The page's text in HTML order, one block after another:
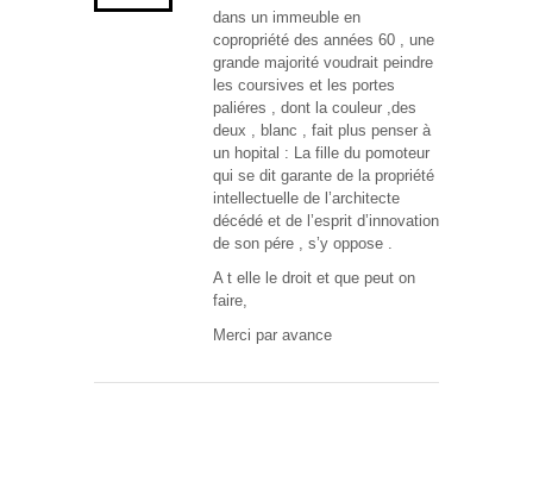
dans un immeuble en
copropriété des années 60 , une
grande majorité voudrait peindre
les coursives et les portes
paliéres , dont la couleur ,des
deux , blanc , fait plus penser à
un hopital : La fille du pomoteur
qui se dit garante de la propriété
intellectuelle de l’architecte
décédé et de l’esprit d’innovation
de son pére , s’y oppose .
A t elle le droit et que peut on
faire,
Merci par avance